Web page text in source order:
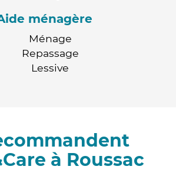
ménagère
Ménage
Repassage
Lessive
à Roussac